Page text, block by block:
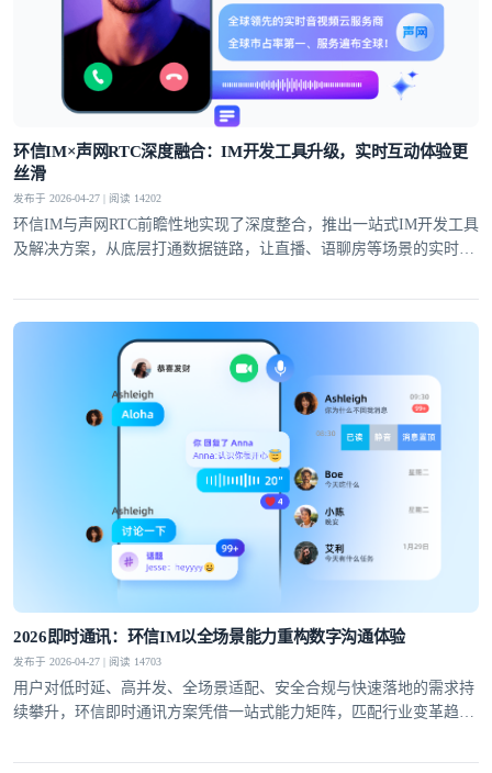
环信IM×声网RTC深度融合：IM开发工具升级，实时互动体验更
丝滑
发布于 2026-04-27 | 阅读 14202
环信IM与声网RTC前瞻性地实现了深度整合，推出一站式IM开发工具
及解决方案，从底层打通数据链路，让直播、语聊房等场景的实时互
2026即时通讯：环信IM以全场景能力重构数字沟通体验
发布于 2026-04-27 | 阅读 14703
用户对低时延、高并发、全场景适配、安全合规与快速落地的需求持
续攀升，环信即时通讯方案凭借一站式能力矩阵，匹配行业变革趋
座。
我已阅读并同意通讯云服务条款
提交
不了，谢谢